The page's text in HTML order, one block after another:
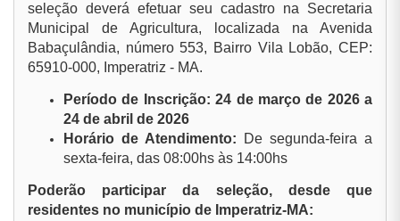
seleção deverá efetuar seu cadastro na Secretaria
Municipal de Agricultura, localizada na Avenida
Babaçulândia, número 553, Bairro Vila Lobão, CEP:
65910-000, Imperatriz - MA.
Período de Inscrição: 24 de março de 2026 a
24 de abril de 2026
Horário de Atendimento: De segunda-feira a
sexta-feira, das 08:00hs às 14:00hs
Poderão participar da seleção, desde que
residentes no município de Imperatriz-MA: